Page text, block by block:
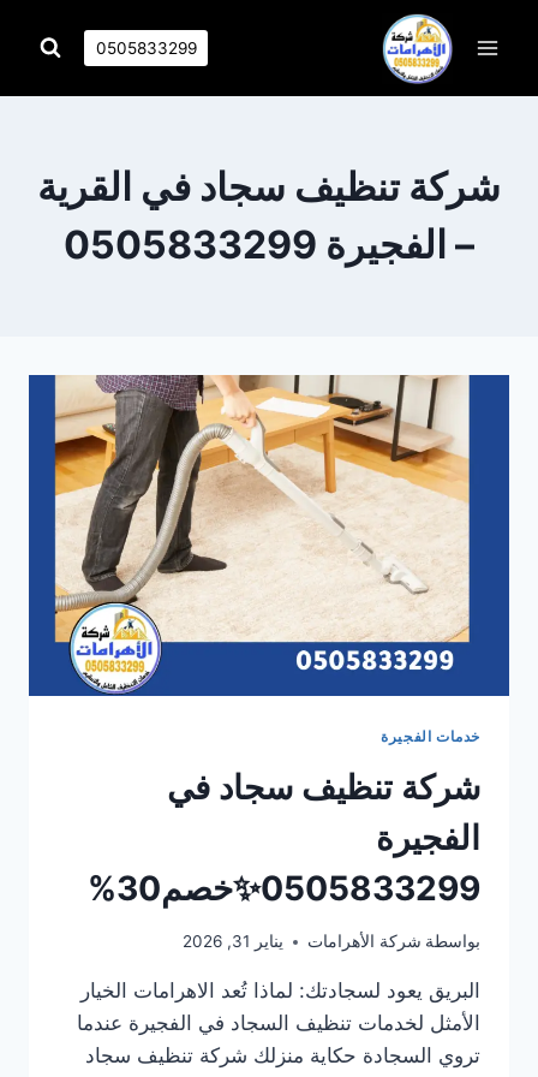
0505833299
شركة تنظيف سجاد في القرية
– الفجيرة 0505833299
خدمات الفجيرة
شركة تنظيف سجاد في
الفجيرة
0505833299✨خصم30%
بواسطة شركة الأهرامات يناير 31, 2026
البريق يعود لسجادتك: لماذا تُعد الاهرامات الخيار
الأمثل لخدمات تنظيف السجاد في الفجيرة عندما
تروي السجادة حكاية منزلك شركة تنظيف سجاد